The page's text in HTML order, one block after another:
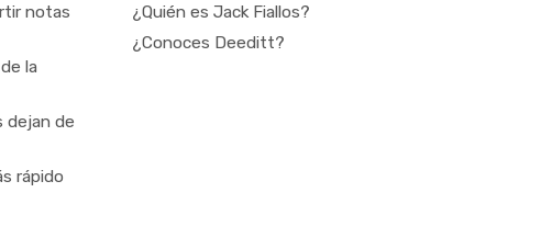
notas
la
dejan de
rápido
¿Quién es Jack Fiallos?
¿Conoces Deeditt?